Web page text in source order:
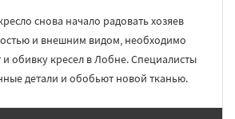
снова начало радовать хозяев
и внешним видом, необходимо
обивку кресел в Лобне. Специалисты
детали и обобьют новой тканью.